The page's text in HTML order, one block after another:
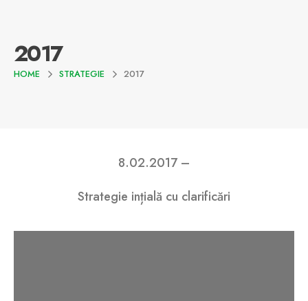
2017
HOME STRATEGIE 2017
8.02.2017 –
Strategie ințială cu clarificări